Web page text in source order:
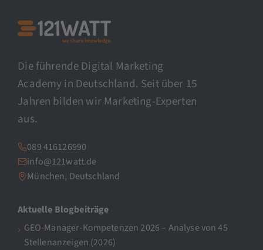
Die führende Digital Marketing
Academy in Deutschland. Seit über 15
Jahren bilden wir Marketing-Experten
aus.
089 416126990
info@121watt.de
München, Deutschland
Aktuelle Blogbeiträge
GEO-Manager-Kompetenzen 2026 – Analyse von 45
Stellenanzeigen (2026)